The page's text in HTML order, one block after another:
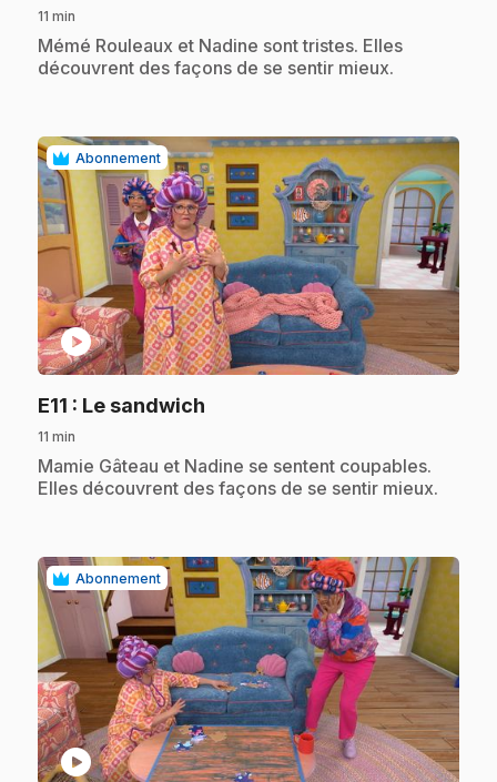
11 min
.Mémé Rouleaux et Nadine sont tristes. Elles
découvrent des façons de se sentir mieux.
Abonnement
play_circle
E11 : Le sandwich
11 min
.Mamie Gâteau et Nadine se sentent coupables.
Elles découvrent des façons de se sentir mieux.
Abonnement
play_circle